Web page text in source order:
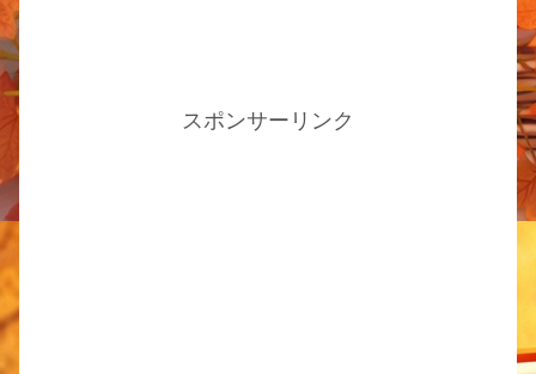
スポンサーリンク